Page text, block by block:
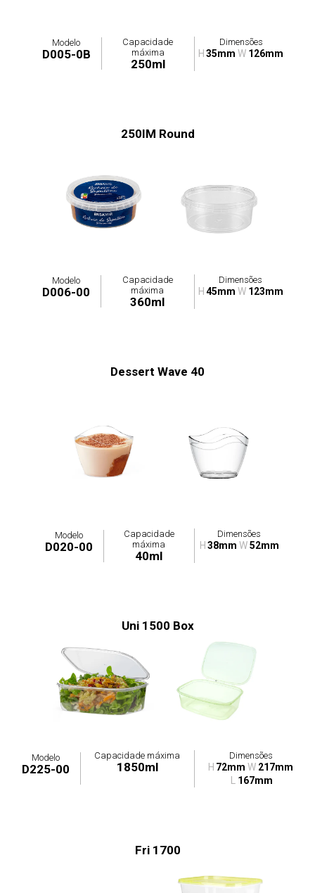
Modelo
D005-0B
Capacidade
máxima
250ml
Dimensões
H 35mm W 126mm
250IM Round
Modelo
D006-00
Capacidade
máxima
360ml
Dimensões
H 45mm W 123mm
Dessert Wave 40
Modelo
D020-00
Capacidade
máxima
40ml
Dimensões
H 38mm W 52mm
Uni 1500 Box
Modelo
D225-00
Capacidade máxima
1850ml
Dimensões
H 72mm W 217mm
167mm
Fri 1700